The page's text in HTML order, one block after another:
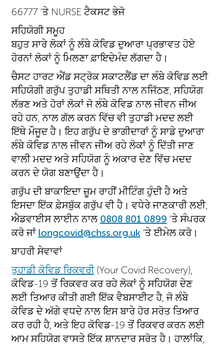
66777 ‘ਤੇ NURSE ਟੈਕਸਟ ਭੇਜੋ
ਸਹਿਯੋਗੀ ਸਮੂਹ
ਬਹੁਤ ਸਾਰੇ ਲੋਕਾਂ ਨੂੰ ਲੰਬੇ ਕੋਵਿਡ ਦੁਆਰਾ ਪ੍ਰਭਾਵਤ ਹੋਏ
ਹੋਰਨਾਂ ਲੋਕਾਂ ਨੂੰ ਮਿਲਣਾ ਫ਼ਾਇਦੇਮੰਦ ਲੱਗਦਾ ਹੈ।
ਚੈਸਟ ਹਾਰਟ ਐਂਡ ਸਟ੍ਰੋਕ ਸਕਾਟਲੈਂਡ ਦਾ ਲੰਬੇ ਕੋਵਿਡ ਲਈ
ਸਹਿਯੋਗੀ ਗਰੁੱਪ ਤੁਹਾਡੀ ਸਥਿਤੀ ਨਾਲ ਨਜਿੱਠਣ, ਸਹਿਯੋਗ
ਲੱਭਣ ਅਤੇ ਹੋਰਾਂ ਲੋਕਾਂ ਜੋ ਲੰਬੇ ਕੋਵਿਡ ਨਾਲ ਜੀਵਨ ਜੀਅ
ਰਹੇ ਹਨ, ਨਾਲ ਗੱਲ ਕਰਨ ਵਿੱਚ ਵੀ ਤੁਹਾਡੀ ਮਦਦ ਲਈ
ਇੱਥੇ ਮੌਜੂਦ ਹੈ। ਇਹ ਗਰੁੱਪ ਦੇ ਭਾਗੀਦਾਰਾਂ ਨੂੰ ਸਾਡੇ ਦੁਆਰਾ
ਲੰਬੇ ਕੋਵਿਡ ਨਾਲ ਜੀਵਨ ਜੀਅ ਰਹੇ ਲੋਕਾਂ ਨੂੰ ਦਿੱਤੀ ਜਾਣ
ਵਾਲੀ ਮਦਦ ਅਤੇ ਸਹਿਯੋਗ ਨੂੰ ਅਕਾਰ ਦੇਣ ਵਿੱਚ ਮਦਦ
ਕਰਨ ਦੇ ਯੋਗ ਬਣਾਉਂਦਾ ਹੈ।
ਗਰੁੱਪ ਦੀ ਬਾਕਾਇਦਾ ਜ਼ੂਮ ਰਾਹੀਂ ਮੀਟਿੰਗ ਹੁੰਦੀ ਹੈ ਅਤੇ
ਇਸਦਾ ਇੱਕ ਫ਼ੇਸਬੁੱਕ ਗਰੁੱਪ ਵੀ ਹੈ। ਵਧੇਰੇ ਜਾਣਕਾਰੀ ਲਈ,
ਐਡਵਾਈਸ ਲਾਈਨ ਨਾਲ 0808 801 0899 ‘ਤੇ ਸੰਪਰਕ
ਕਰੋ ਜਾਂ longcovid@chss.org.uk‘ਤੇ ਈਮੇਲ ਕਰੋ।
ਬਾਹਰੀ ਸੇਵਾਵਾਂ
ਤੁਹਾਡੀ ਕੋਵਿਡ ਰਿਕਵਰੀ(Your Covid Recovery),
ਕੋਵਿਡ-19 ਤੋਂ ਰਿਕਵਰ ਕਰ ਰਹੇ ਲੋਕਾਂ ਨੂੰ ਸਹਿਯੋਗ ਦੇਣ
ਲਈ ਤਿਆਰ ਕੀਤੀ ਗਈ ਇੱਕ ਵੈਬਸਾਈਟ ਹੈ, ਜੋ ਲੰਬੇ
ਕੋਵਿਡ ਦੇ ਅੱਗੇ ਵਧਦੇ ਨਾਲ ਇਸ ਬਾਰੇ ਹੋਰ ਸਰੋਤ ਤਿਆਰ
ਕਰ ਰਹੀ ਹੈ, ਅਤੇ ਇਹ ਕੋਵਿਡ-19 ਤੋਂ ਰਿਕਵਰ ਕਰਨ ਲਈ
ਆਮ ਸਹਿਯੋਗ ਵਾਸਤੇ ਇੱਕ ਸ਼ਾਨਦਾਰ ਸਰੋਤ ਹੈ। ਹਾਲਾਂਕਿ,